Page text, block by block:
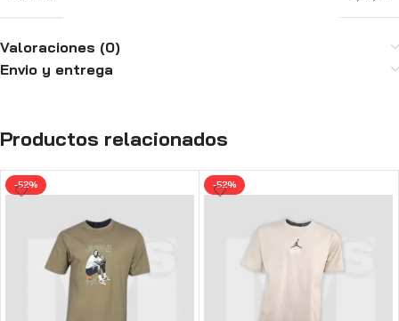
Valoraciones (0)
Envio y entrega
Productos relacionados
-52% -52%